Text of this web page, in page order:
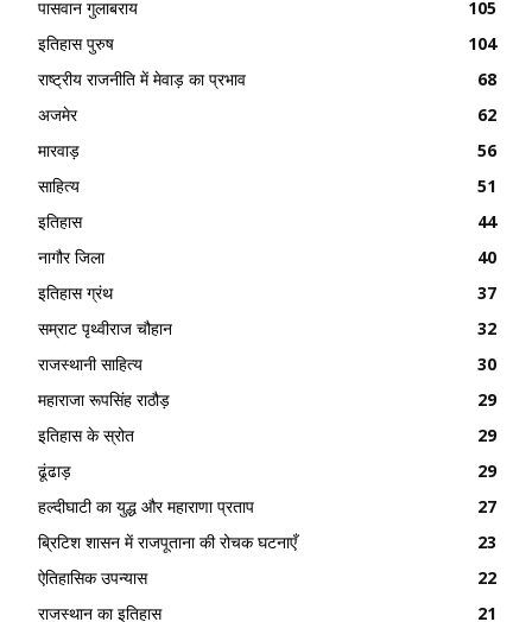
पासवान गुलाबराय
105
इतिहास पुरुष
104
राष्ट्रीय राजनीति में मेवाड़ का प्रभाव
68
अजमेर
62
मारवाड़
56
साहित्य
51
इतिहास
44
नागौर जिला
40
इतिहास ग्रंथ
37
सम्राट पृथ्वीराज चौहान
32
राजस्थानी साहित्य
30
महाराजा रूपसिंह राठौड़
29
इतिहास के स्रोत
29
ढूंढाड़
29
हल्दीघाटी का युद्ध और महाराणा प्रताप
27
ब्रिटिश शासन में राजपूताना की रोचक घटनाएँ
23
ऐतिहासिक उपन्यास
22
राजस्थान का इतिहास
21